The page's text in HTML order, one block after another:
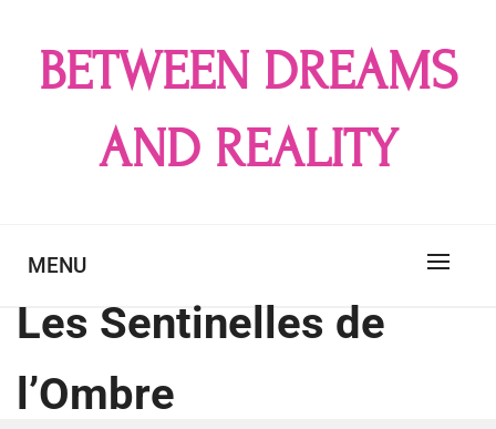
contentBETWEEN DREAMS
AND REALITY
MENU
Les Sentinelles de
l’Ombre